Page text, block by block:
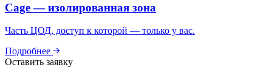
Cage — изолированная зона
Часть ЦОД, доступ к которой — только у вас.
Подробнее
Оставить заявку